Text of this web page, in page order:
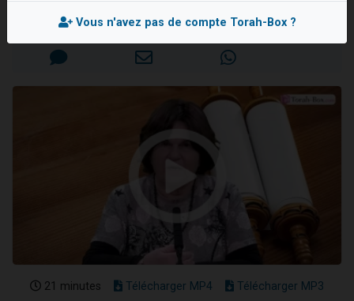
Ariel vient de donner son Maasser
Il reste 49 places pour étudier en groupe sur Zoom
Eva vient de donner son Maasser
Mis en ligne le Vendredi 3 Juin 2022
21 minutes Télécharger MP4 Télécharger MP3
Vous n'avez pas de compte Torah-Box ?